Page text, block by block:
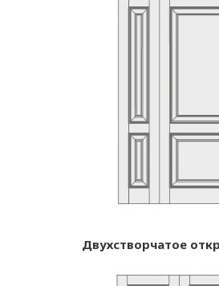
Двухстворчатое